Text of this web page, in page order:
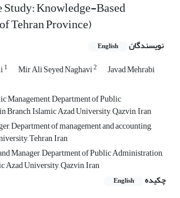
Study: Knowledge-Based
Tehran Province)
نویسندگان English
1 Mir Ali Seyed Naghavi2 Javad Mehrabi
Management, Department of Public
Branch, Islamic Azad University, Qazvin, Iran
Department of management and accounting,
Tehran, Iran
Manager, Department of Public Administration,
Azad University, Qazvin, Iran
چکیده
English